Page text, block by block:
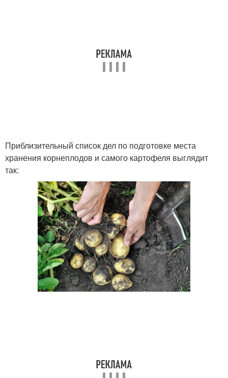
Приблизительный список дел по подготовке места
хранения корнеплодов и самого картофеля выглядит
так: